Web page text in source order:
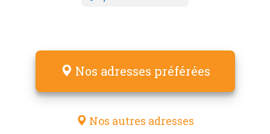
Nos adresses préférées
Nos autres adresses